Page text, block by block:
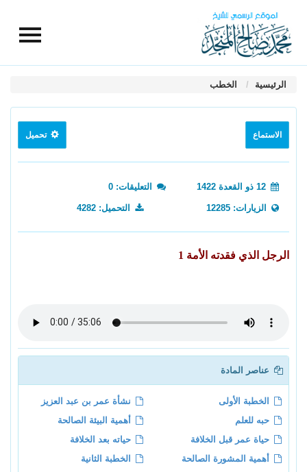
الرئيسية الخطب
الاستماع تحميل
التعليقات: 0
الزيارات: 12285 التحميل: 4282
الرجل الذي فقدته الأمة 1
عناصر المادة
الخطبة الأولى
نشأة عمر بن عبد العزيز
حبه للعلم
أهمية البيئة الصالحة
حياة عمر قبل الخلافة
حياته بعد الخلافة
أهمية المشورة الصالحة
الخطبة الثانية